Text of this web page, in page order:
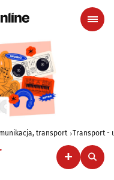
transport Transport -